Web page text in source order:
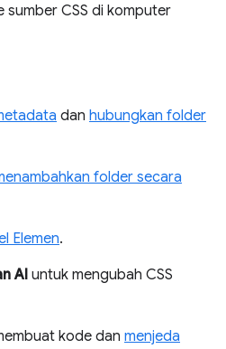
sumber CSS di komputer
dan hubungkan folder
folder secara
Elemen.
AIuntuk mengubah CSS
kode dan menjeda